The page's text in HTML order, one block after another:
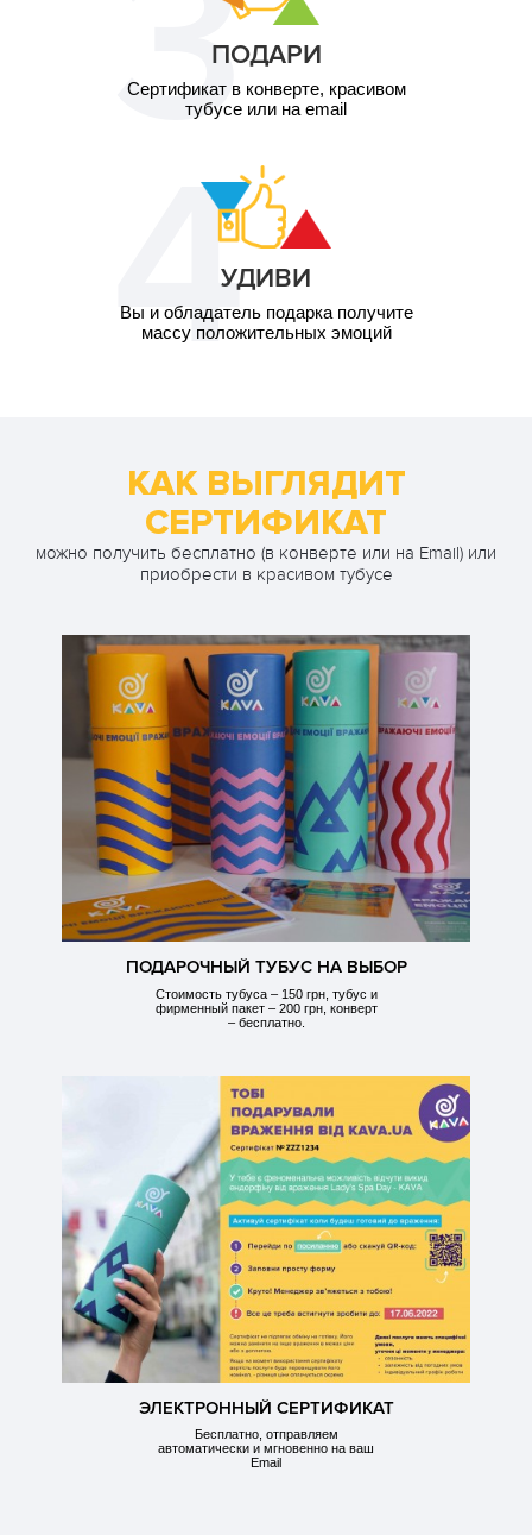
ПОДАРИ
Сертификат в конверте, красивом
тубусе или на email
УДИВИ
Вы и обладатель подарка получите
массу положительных эмоций
КАК ВЫГЛЯДИТ
СЕРТИФИКАТ
можно получить бесплатно (в конверте или на Email) или
приобрести в красивом тубусе
ПОДАРОЧНЫЙ ТУБУС НА ВЫБОР
Стоимость тубуса – 150 грн, тубус и
фирменный пакет – 200 грн, конверт
– бесплатно.
ЭЛЕКТРОННЫЙ СЕРТИФИКАТ
Бесплатно, отправляем
автоматически и мгновенно на ваш
Email